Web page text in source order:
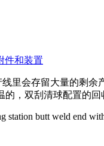
件和装置
里会存留大量的剩
的，双刮清球配置的